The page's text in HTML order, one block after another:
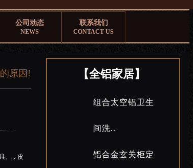
公司动态
NEWS
联系我们
CONTACT US
原因!
、，皮
【全铝家居】
组合太空铝卫生
间洗..
铝合金玄关柜定